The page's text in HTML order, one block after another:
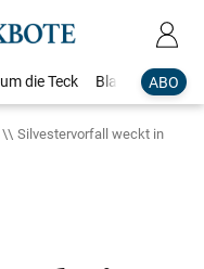
ABO
die Teck Blaulicht
Silvestervorfall weckt in